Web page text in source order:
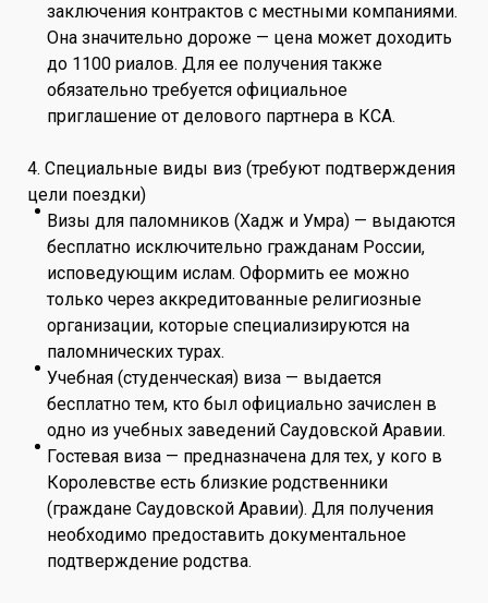
заключения контрактов с местными компаниями.
Она значительно дороже — цена может доходить
до 1100 риалов. Для ее получения также
обязательно требуется официальное
приглашение от делового партнера в КСА.
4. Специальные виды виз (требуют подтверждения
цели поездки)
Визы для паломников (Хадж и Умра) — выдаются
бесплатно исключительно гражданам России,
исповедующим ислам. Оформить ее можно
только через аккредитованные религиозные
организации, которые специализируются на
паломнических турах.
Учебная (студенческая) виза — выдается
бесплатно тем, кто был официально зачислен в
одно из учебных заведений Саудовской Аравии.
Гостевая виза — предназначена для тех, у кого в
Королевстве есть близкие родственники
(граждане Саудовской Аравии). Для получения
необходимо предоставить документальное
подтверждение родства.